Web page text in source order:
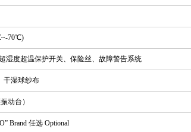
70℃)
湿度超温保护开关、保险丝、故障警告系统
干湿球纱布
动台）
Brand 任选 Optional